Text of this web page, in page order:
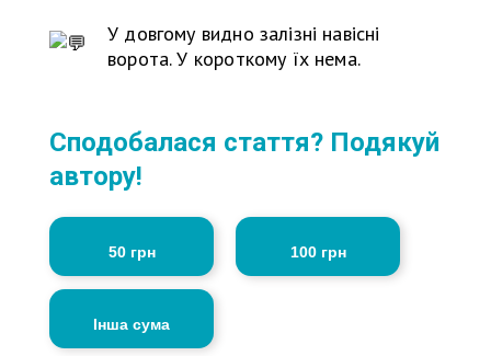
У довгому видно залізні навісні
ворота. У короткому їх нема.
Сподобалася стаття? Подякуй
автору!
50 грн 100 грн
Інша сума